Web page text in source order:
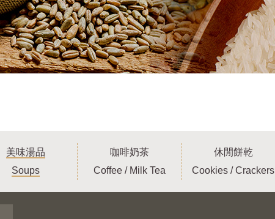
美味湯品
Soups
咖啡奶茶
Coffee / Milk Tea
休閒餅乾
Cookies / Crackers